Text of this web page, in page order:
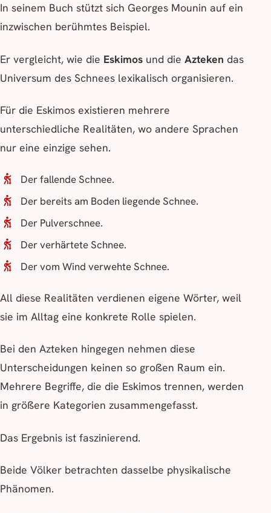
In seinem Buch stützt sich Georges Mounin auf ein
inzwischen berühmtes Beispiel.
Er vergleicht, wie die Eskimos und die Azteken das
Universum des Schnees lexikalisch organisieren.
Für die Eskimos existieren mehrere
unterschiedliche Realitäten, wo andere Sprachen
nur eine einzige sehen.
Der fallende Schnee.
Der bereits am Boden liegende Schnee.
Der Pulverschnee.
Der verhärtete Schnee.
Der vom Wind verwehte Schnee.
All diese Realitäten verdienen eigene Wörter, weil
sie im Alltag eine konkrete Rolle spielen.
Bei den Azteken hingegen nehmen diese
Unterscheidungen keinen so großen Raum ein.
Mehrere Begriffe, die die Eskimos trennen, werden
in größere Kategorien zusammengefasst.
Das Ergebnis ist faszinierend.
Beide Völker betrachten dasselbe physikalische
Phänomen.